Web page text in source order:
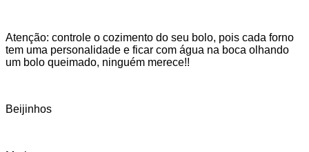
Atenção: controle o cozimento do seu bolo, pois cada forno
tem uma personalidade e ficar com água na boca olhando
um bolo queimado, ninguém merece!!
Beijinhos